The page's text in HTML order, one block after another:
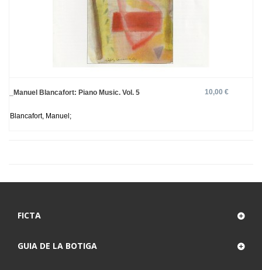
_Manuel Blancafort: Piano Music. Vol. 5 10,00 €
Blancafort, Manuel;
FICTA
GUIA DE LA BOTIGA